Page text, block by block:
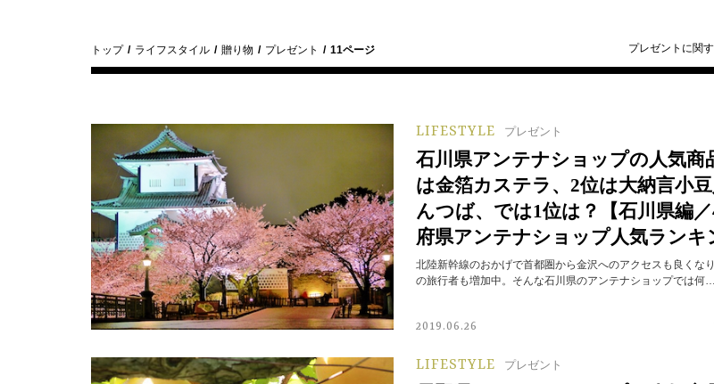
トップ ライフスタイル 贈り物 プレゼント 11ページ プレゼントに関
LIFESTYLE プレゼント
石川県アンテナショップの人気商
は金箔カステラ、2位は大納言小
んつば、では1位は？【石川県編
府県アンテナショップ人気ランキ
北陸新幹線のおかげで首都圏から金沢へのアクセスも良くな
の旅行者も増加中。そんな石川県のアンテナショップでは何…
2019.06.26
LIFESTYLE プレゼント